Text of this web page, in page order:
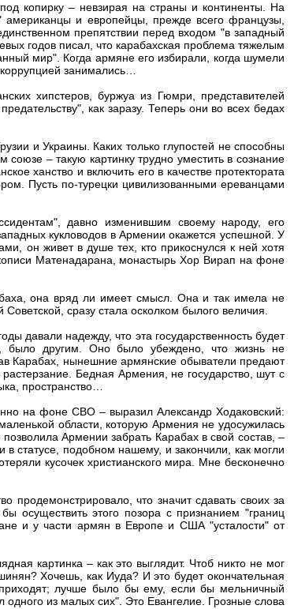
копирку – невзирая на страны и континенты. На
американцы и европейцы, прежде всего французы,
препятствии перед входом "в западный
годов писал, что карабахская проблема тяжелым
мир". Когда армяне его избирали, когда шумели
занимались…
хипстеров, буржуа из Гюмри, представителей
как заразу. Теперь они во всех бедах
и Украины. Каких только глупостей не способны
– такую картинку трудно уместить в сознание
ханство и включить его в качестве протектората
Пусть по-турецки цивилизованными ереванцами
давно изменившим своему народу, его
кукловодов в Армении окажется успешной. У
он живет в душе тех, кто прикоснулся к ней хотя
Матенадарана, монастырь Хор Вирап на фоне
она вряд ли имеет смысл. Она и так имела не
сразу стала осколком былого величия.
давали надежду, что эта государственность будет
было другим. Оно было убеждено, что жизнь не
Карабах, нынешние армянские обыватели предают
Бедная Армения, не государство, шут с
пространство…
на фоне СВО – выразил Александр Ходаковский:
области, которую Армения не удосужилась
Армении забрать Карабах в свой состав, –
статусе, подобном нашему, и закончили, как могли
кусочек христианского мира. Мне бесконечно
продемонстрировало, что значит сдавать своих за
осуществить этого позора с признанием "границ
и у части армян в Европе и США "усталости" от
картинка – как это выглядит. Чтоб никто не мог
Хочешь, как Иуда? И это будет окончательная
лучше было бы ему, если бы мельничный
из малых сих". Это Евангелие. Грозные слова